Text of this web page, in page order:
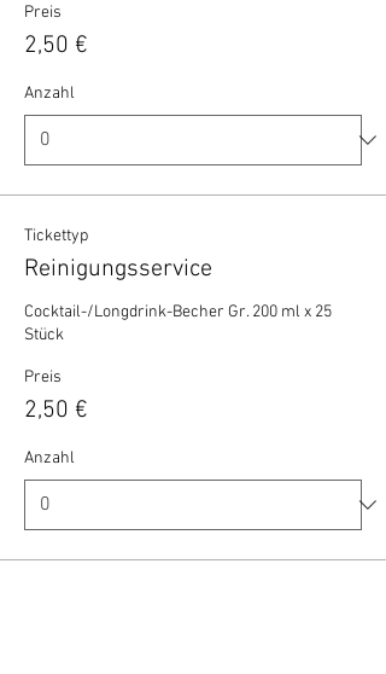
Preis
2,50 €
Anzahl
Tickettyp
Reinigungsservice
Cocktail-/Longdrink-Becher Gr. 200 ml x 25
Stück
Preis
2,50 €
Anzahl